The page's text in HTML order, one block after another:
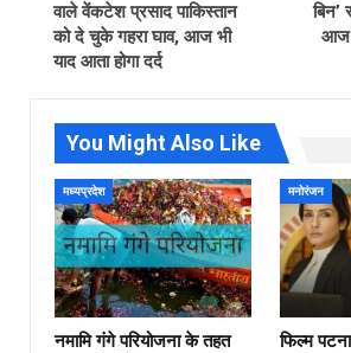
वाले वेंकटेश प्रसाद पाकिस्तान
को दे चुके गहरा घाव, आज भी
याद आता होगा दर्द
बिन’
आज
You Might Also Like
मध्यप्रदेश
नमामि गंगे परियोजना के तहत
मनोरंजन
फिल्‍म